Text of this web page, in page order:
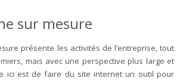
sur mesure
présente les activités de l’entreprise, tout
mais avec une perspective plus large et
ici est de faire du site internet un outil pour